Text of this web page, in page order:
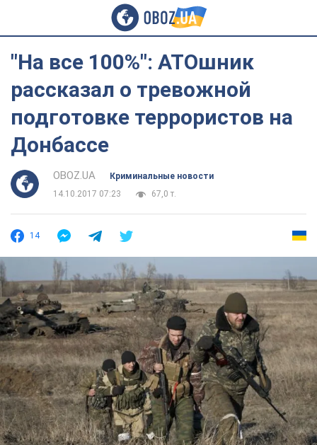
"На все 100%": АТОшник
рассказал о тревожной
подготовке террористов на
Донбассе
OBOZ.UA
Криминальные новости
14.10.2017 07:23
67,0 т.
14